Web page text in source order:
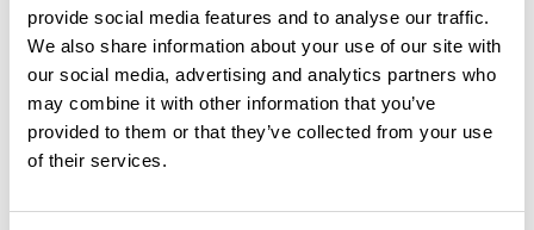
provide social media features and to analyse our traffic.
We also share information about your use of our site with
our social media, advertising and analytics partners who
may combine it with other information that you’ve
provided to them or that they’ve collected from your use
of their services.
Ajouter un avis